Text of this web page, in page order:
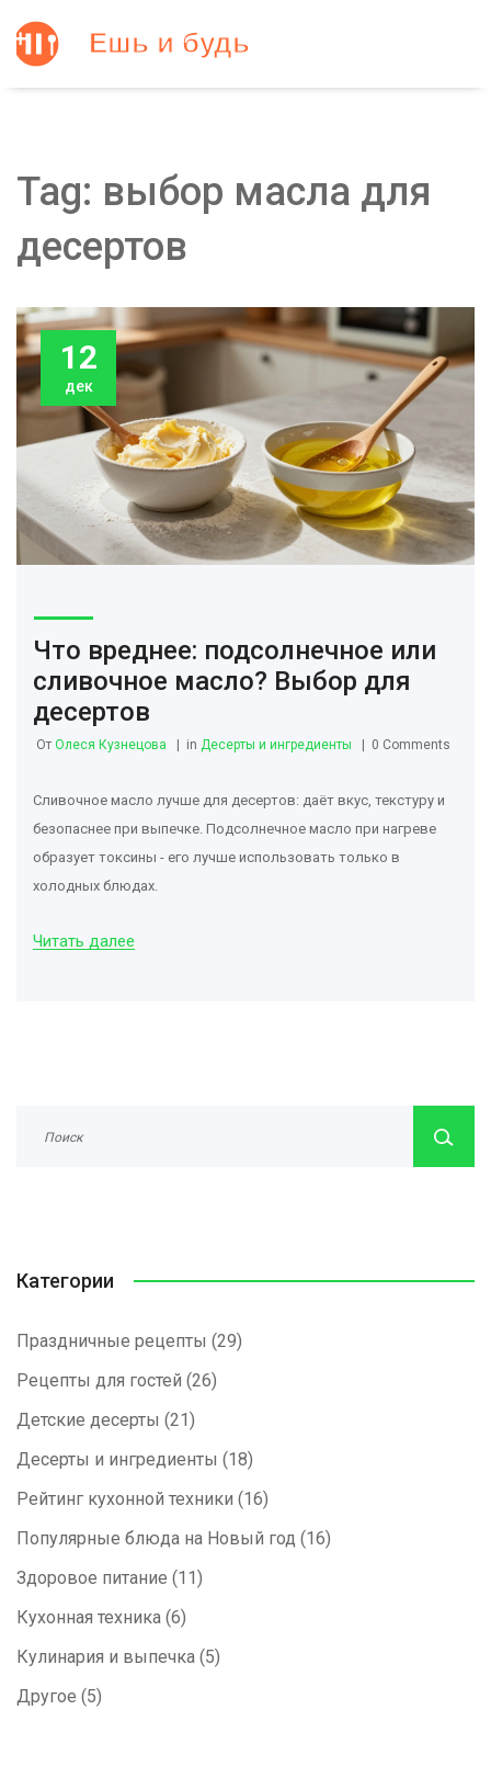
Tag: выбор масла для
десертов
12
дек
Что вреднее: подсолнечное или
сливочное масло? Выбор для
десертов
От Олеся Кузнецова in Десерты и ингредиенты 0 Comments
Сливочное масло лучше для десертов: даёт вкус, текстуру и
безопаснее при выпечке. Подсолнечное масло при нагреве
образует токсины - его лучше использовать только в
холодных блюдах.
Читать далее
Категории
Праздничные рецепты (29)
Рецепты для гостей (26)
Детские десерты (21)
Десерты и ингредиенты (18)
Рейтинг кухонной техники (16)
Популярные блюда на Новый год (16)
Здоровое питание (11)
Кухонная техника (6)
Кулинария и выпечка (5)
Другое (5)